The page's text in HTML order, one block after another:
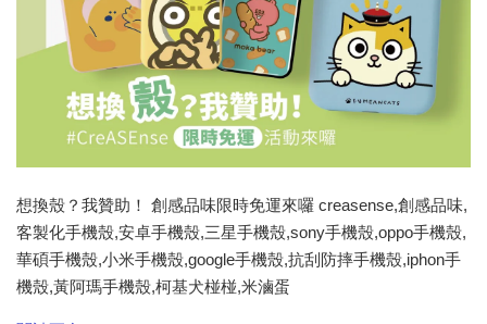
想換殼？我贊助！ 創感品味限時免運來囉 creasense,創感品味,
客製化手機殼,安卓手機殼,三星手機殼,sony手機殼,oppo手機殼,
華碩手機殼,小米手機殼,google手機殼,抗刮防摔手機殼,iphon手
機殼,黃阿瑪手機殼,柯基犬椪椪,米滷蛋